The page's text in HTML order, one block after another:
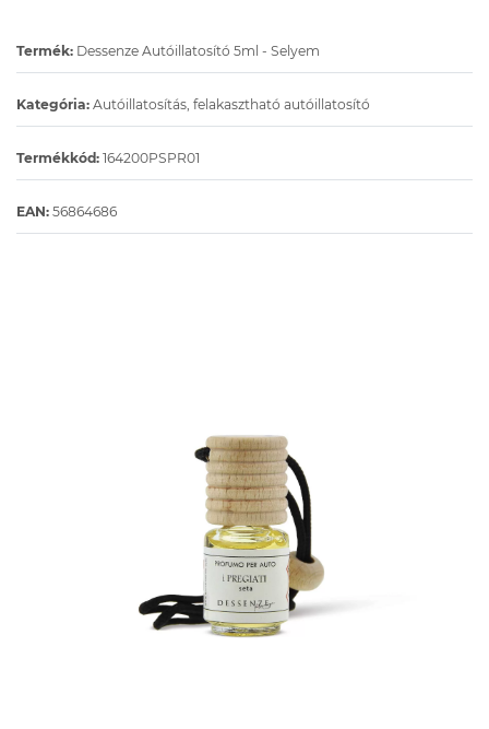
Termék: Dessenze Autóillatosító 5ml - Selyem
Kategória: Autóillatosítás, felakasztható autóillatosító
Termékkód: 164200PSPR01
EAN: 56864686